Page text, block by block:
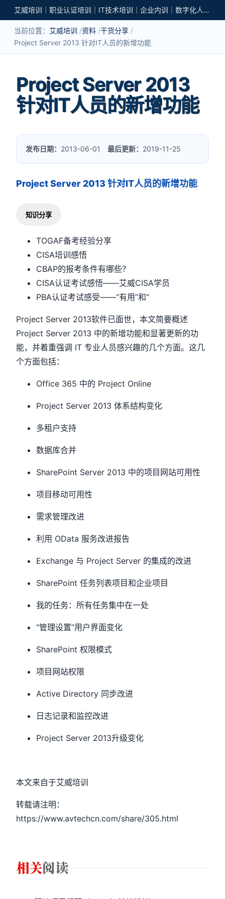
艾威培训｜职业认证培训｜IT技术培训｜企业内训｜数字化人才培养
当前位置： 艾威培训 资料 干货分享
Project Server 2013 针对IT人员的新增功能
Project Server 2013
针对IT人员的新增功能
发布日期： 2013-06-01最后更新： 2019-11-25
Project Server 2013 针对IT人员的新增功能
知识分享
TOGAF备考经验分享
CISA培训感悟
CBAP的报考条件有哪些？
CISA认证考试感悟——艾威CISA学员
PBA认证考试感受——“有用”和“
Project Server 2013软件已面世，本文简要概述
Project Server 2013 中的新增功能和显著更新的功
能，并着重强调 IT 专业人员感兴趣的几个方面。这几
个方面包括：
Office 365 中的 Project Online
Project Server 2013 体系结构变化
多租户支持
数据库合并
SharePoint Server 2013 中的项目网站可用性
项目移动可用性
需求管理改进
利用 OData 服务改进报告
Exchange 与 Project Server 的集成的改进
SharePoint 任务列表项目和企业项目
我的任务：所有任务集中在一处
“管理设置”用户界面变化
SharePoint 权限模式
项目网站权限
Active Directory 同步改进
日志记录和监控改进
Project Server 2013升级变化
本文来自于艾威培训
转载请注明：
https://www.avtechcn.com/share/305.html